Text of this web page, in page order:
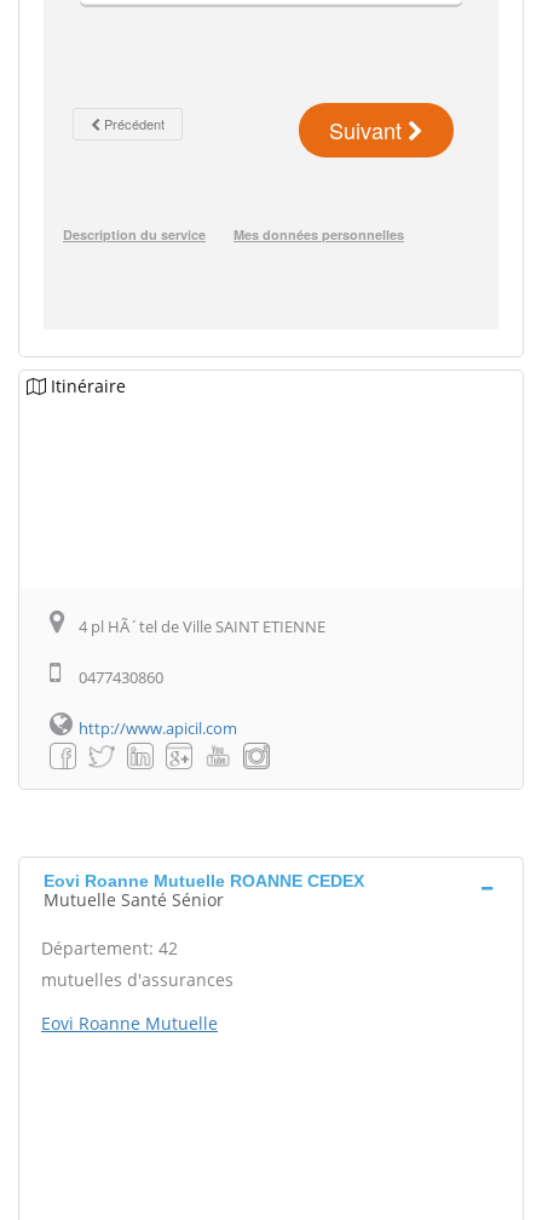
Itinéraire
4 pl HÃ´tel de Ville SAINT ETIENNE
0477430860
http://www.apicil.com
Eovi Roanne Mutuelle ROANNE CEDEX
Mutuelle Santé Sénior
Département: 42
mutuelles d'assurances
Eovi Roanne Mutuelle